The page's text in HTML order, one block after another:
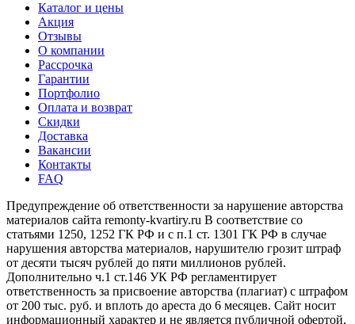
Каталог и цены
Акция
Отзывы
О компании
Рассрочка
Гарантии
Портфолио
Оплата и возврат
Скидки
Доставка
Вакансии
Контакты
FAQ
Предупреждение об ответственности за нарушение авторства
материалов сайта remonty-kvartiry.ru В соответствие со
статьями 1250, 1252 ГК РФ и с п.1 ст. 1301 ГК РФ в случае
нарушения авторства материалов, нарушителю грозит штраф
от десяти тысяч рублей до пяти миллионов рублей.
Дополнительно ч.1 ст.146 УК РФ регламентирует
ответственность за присвоение авторства (плагиат) с штрафом
от 200 тыс. руб. и вплоть до ареста до 6 месяцев. Сайт носит
информационный характер и не является публичной офертой,